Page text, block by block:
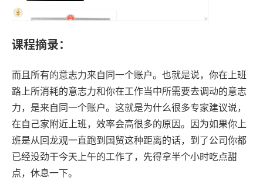
课程摘录：
而且所有的意志力来自同一个账户。也就是说，你在上班
路上所消耗的意志力和你在工作当中所需要去调动的意志
力，是来自同一个账户。这就是为什么很多专家建议说，
在自己家附近上班，效率会高很多的原因。因为如果你上
班是从回龙观一直跑到国贸这种距离的话，到了公司你都
已经没劲干今天上午的工作了，先得拿半个小时吃点甜
点，休息一下。